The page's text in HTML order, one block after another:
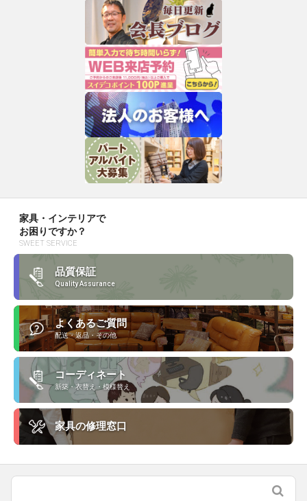
家具・インテリアで
お困りですか？
SWEET SERVICE
品質保証
Quality Assurance
よくあるご質問
配送・返品・その他
コーディネート
新築・衣替え・模様替え
家具の修理窓口